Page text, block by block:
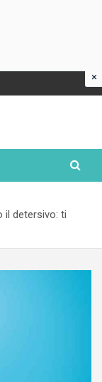
il detersivo: ti
×